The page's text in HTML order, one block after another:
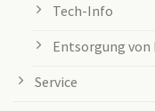
Tech-Info
Entsorgung
Service